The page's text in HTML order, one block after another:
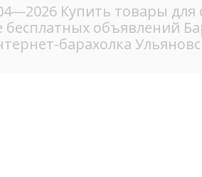
Купить товары
бесплатных объявлений
барахолка